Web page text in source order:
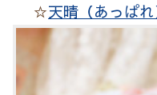
☆天晴（あっぱ